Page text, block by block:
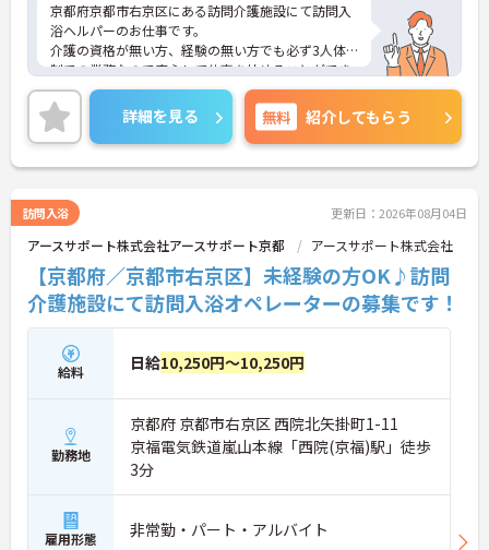
京都府京都市右京区にある訪問介護施設にて訪問入
浴ヘルパーのお仕事です。
介護の資格が無い方、経験の無い方でも必ず3人体
制での業務なので安心して仕事を始めることができ
ます！
ご興味ある方には、面接対策ポイントなど、さらに
詳細をお話しいたしますのでお気軽にご相談くださ
い。
詳細を見る 無料 紹介してもらう
訪問入浴 更新日：2026年08月04日
アースサポート株式会社アースサポート京都 アースサポート株式会社
【京都府／京都市右京区】未経験の方OK♪訪問
介護施設にて訪問入浴オペレーターの募集です！
給料 日給10,250円～10,250円
勤務地
京都府 京都市右京区 西院北矢掛町1-11
京福電気鉄道嵐山本線「西院(京福)駅」徒歩
3分
雇用形態 非常勤・パート・アルバイト